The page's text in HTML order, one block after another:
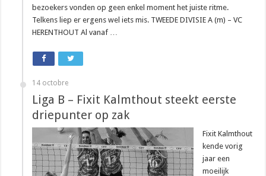
bezoekers vonden op geen enkel moment het juiste ritme.
Telkens liep er ergens wel iets mis. TWEEDE DIVISIE A (m) – VC
HERENTHOUT Al vanaf …
14 octobre
Liga B – Fixit Kalmthout steekt eerste
driepunter op zak
Fixit Kalmthout
kende vorig
jaar een
moeilijk